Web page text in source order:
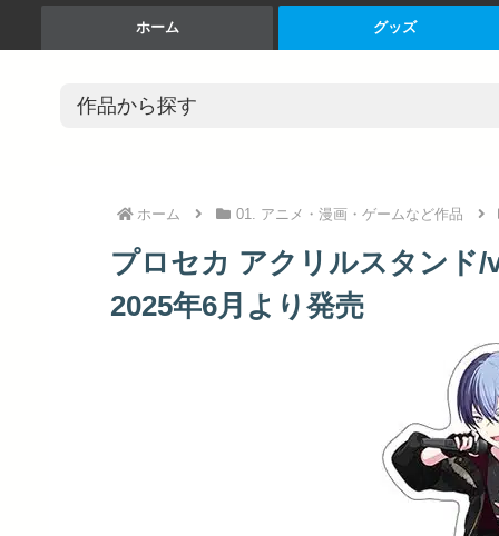
ホーム グッズ
ホーム 01. アニメ・漫画・ゲームなど作品
プロセカ アクリルスタンド
2025年6月より発売